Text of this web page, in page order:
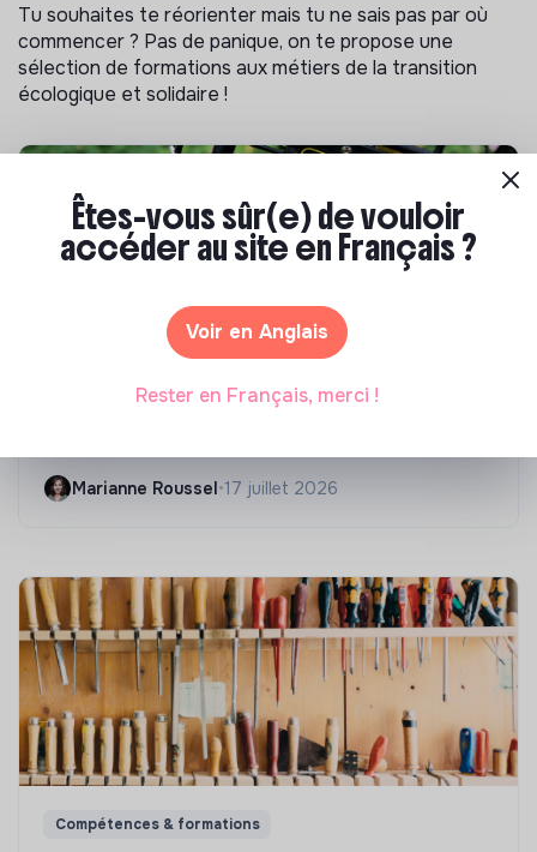
Tu souhaites te réorienter mais tu ne sais pas par où
commencer ? Pas de panique, on te propose une
sélection de formations aux métiers de la transition
écologique et solidaire !
Marianne Roussel•17 juillet 2026
Compétences & formations
Êtes-vous sûr(e) de vouloir
accéder au site en Français ?
Voir en Anglais
Rester en Français, merci !